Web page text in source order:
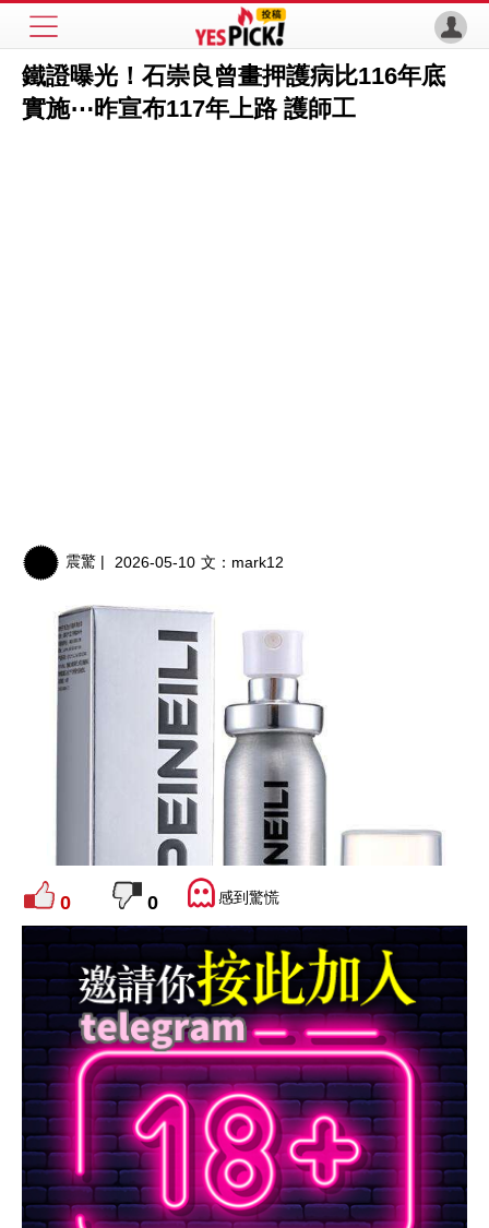
鐵證曝光！石崇良曾畫押護病比116年底
實施⋯昨宣布117年上路 護師工
震驚 | 2026-05-10 文： mark12
0 0 感到驚慌